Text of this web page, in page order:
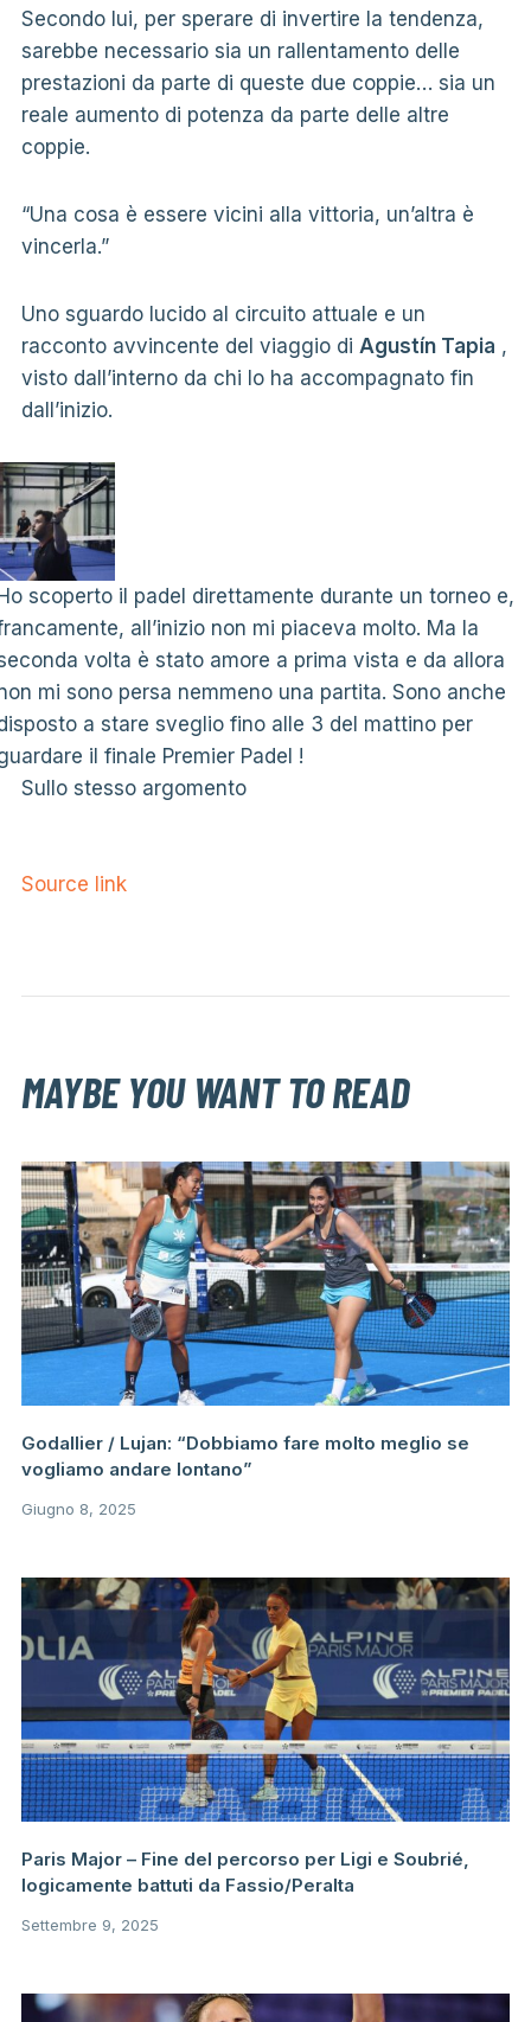
Secondo lui, per sperare di invertire la tendenza,
sarebbe necessario sia un rallentamento delle
prestazioni da parte di queste due coppie… sia un
reale aumento di potenza da parte delle altre
coppie.
“Una cosa è essere vicini alla vittoria, un’altra è
vincerla.”
Uno sguardo lucido al circuito attuale e un
racconto avvincente del viaggio di Agustín Tapia ,
visto dall’interno da chi lo ha accompagnato fin
dall’inizio.
scoperto il padel direttamente durante un torneo e,
all’inizio non mi piaceva molto. Ma la
volta è stato amore a prima vista e da allora
mi sono persa nemmeno una partita. Sono anche
a stare sveglio fino alle 3 del mattino per
il finale Premier Padel !
Sullo stesso argomento
Source link
MAYBE YOU WANT TO READ
Godallier / Lujan: “Dobbiamo fare molto meglio se
vogliamo andare lontano”
Giugno 8, 2025
Paris Major – Fine del percorso per Ligi e Soubrié,
logicamente battuti da Fassio/Peralta
Settembre 9, 2025